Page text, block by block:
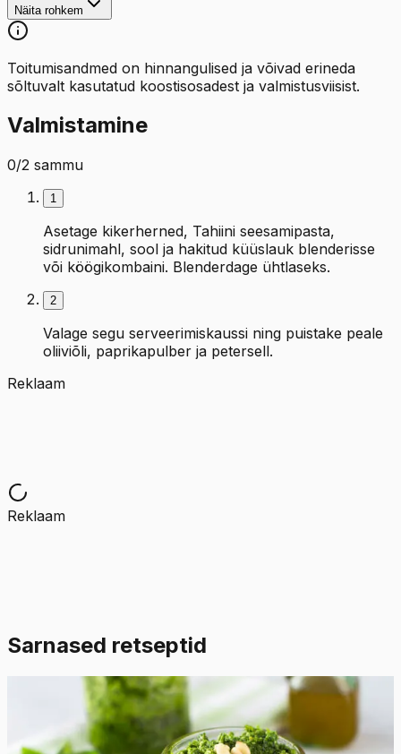
Näita rohkem
Toitumisandmed on hinnangulised ja võivad erineda
sõltuvalt kasutatud koostisosadest ja valmistusviisist.
Valmistamine
0/2 sammu
1
Asetage kikerherned, Tahiini seesamipasta,
sidrunimahl, sool ja hakitud küüslauk blenderisse
või köögikombaini. Blenderdage ühtlaseks.
2
Valage segu serveerimiskaussi ning puistake peale
oliiviõli, paprikapulber ja petersell.
Reklaam
Reklaam
Sarnased retseptid
4.9 Hinnang:(8)
Karulaugupesto